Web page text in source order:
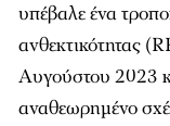
υπέβαλε ένα
ανθεκτικότητας
Αυγούστου 2023
αναθεωρημένο